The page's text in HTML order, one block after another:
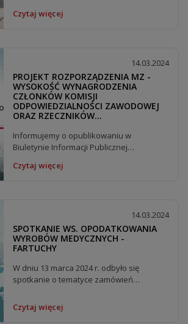
Czytaj więcej
14.03.2024
PROJEKT ROZPORZĄDZENIA MZ -
WYSOKOŚĆ WYNAGRODZENIA
CZŁONKÓW KOMISJI
ODPOWIEDZIALNOŚCI ZAWODOWEJ
ORAZ RZECZNIKÓW
Informujemy o opublikowaniu w
Biuletynie Informacji Publicznej
Czytaj więcej
14.03.2024
SPOTKANIE WS. OPODATKOWANIA
WYROBÓW MEDYCZNYCH -
FARTUCHY
W dniu 13 marca 2024 r. odbyło się
spotkanie o tematyce zamówień
Czytaj więcej